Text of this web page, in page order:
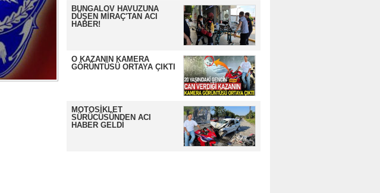
BUNGALOV HAVUZUNA
DÜŞEN MİRAÇ'TAN ACI
HABER!
O KAZANIN KAMERA
GÖRÜNTÜSÜ ORTAYA ÇIKTI
MOTOSİKLET
SÜRÜCÜSÜNDEN ACI
HABER GELDİ